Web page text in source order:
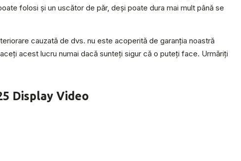
folosi și un uscător de păr, deși poate dura mai mult până se
cauzată de dvs. nu este acoperită de garanția noastră
acest lucru numai dacă sunteți sigur că o puteți face. Urmăriți
Display Video